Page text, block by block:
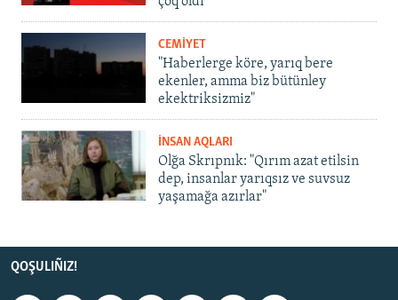
CEMİYET
"Haberlerge köre, yarıq bere
ekenler, amma biz bütünley
ekektriksizmiz"
İNSAN AQLARI
Olğa Skrıpnık: "Qırım azat etilsin
dep, insanlar yarıqsız ve suvsuz
yaşamağa azırlar"
QOŞULIÑIZ!